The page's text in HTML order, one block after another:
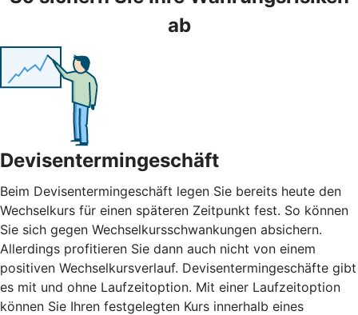
ab
Devisentermingeschäft
Beim Devisentermingeschäft legen Sie bereits heute den
Wechselkurs für einen späteren Zeitpunkt fest. So können
Sie sich gegen Wechselkursschwankungen absichern.
Allerdings profitieren Sie dann auch nicht von einem
positiven Wechselkursverlauf. Devisentermingeschäfte gibt
es mit und ohne Laufzeitoption. Mit einer Laufzeitoption
können Sie Ihren festgelegten Kurs innerhalb eines